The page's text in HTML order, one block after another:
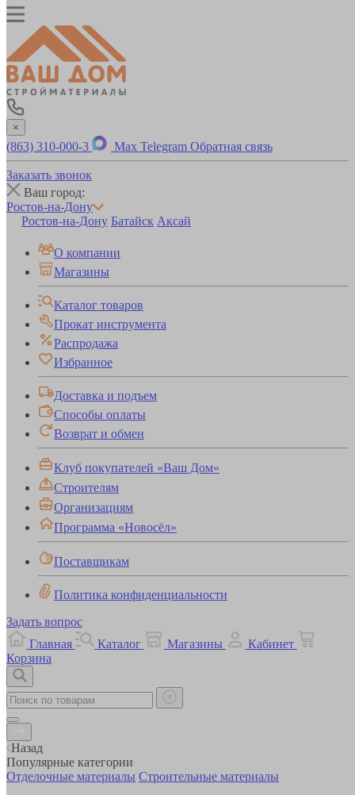
×
(863) 310-000-3 Max Telegram Обратная связь
Заказать звонок
Ваш город:
Ростов-на-Дону
Ростов-на-Дону Батайск Аксай
О компании
Магазины
Каталог товаров
Прокат инструмента
Распродажа
Избранное
Доставка и подъем
Способы оплаты
Возврат и обмен
Клуб покупателей «Ваш Дом»
Строителям
Организациям
Программа «Новосёл»
Поставщикам
Политика конфиденциальности
Задать вопрос
Главная
Каталог Магазины
Кабинет
Корзина
Назад
Популярные категории
Отделочные материалы Строительные материалы